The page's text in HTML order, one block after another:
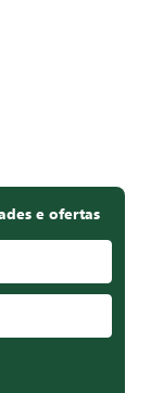
e ofertas